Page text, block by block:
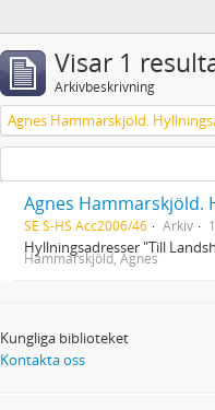
Visar 1
Arkivbeskrivning
Agnes Hammarskjöld.
SE S-HS Acc2006/46 Arkiv
Hyllningsadresser "Till
Hammarskjöld, Agnes
Kungliga biblioteket
Kontakta oss